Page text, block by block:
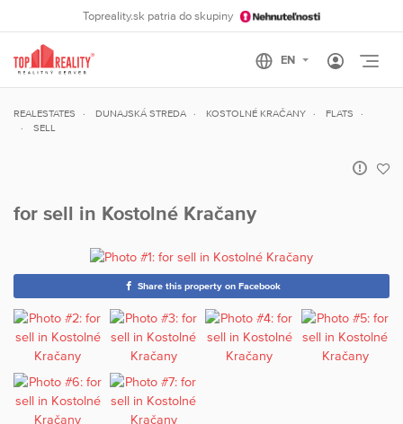
Topreality.sk patria do skupiny
REALESTATES DUNAJSKÁ STREDA KOSTOLNÉ KRAČANY
FLATS
SELL
for sell in Kostolné Kračany
Share this property on Facebook